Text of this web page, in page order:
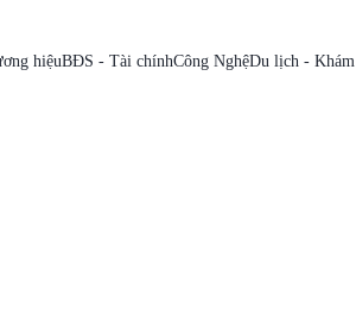
hiệuBĐS - Tài chínhCông NghệDu lịch - Khám